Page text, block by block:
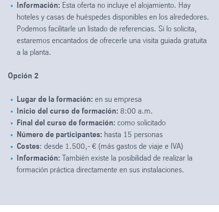
Información: Esta oferta no incluye el alojamiento. Hay
hoteles y casas de huéspedes disponibles en los alrededores.
Podemos facilitarle un listado de referencias. Si lo solicita,
estaremos encantados de ofrecerle una visita guiada gratuita
a la planta.
Opción 2
Lugar de la formación: en su empresa
Inicio del curso de formación: 8:00 a.m.
Final del curso de formación: como solicitado
Número de participantes: hasta 15 personas
Costes: desde 1.500,- € (más gastos de viaje e IVA)
Información: También existe la posibilidad de realizar la
formación práctica directamente en sus instalaciones.